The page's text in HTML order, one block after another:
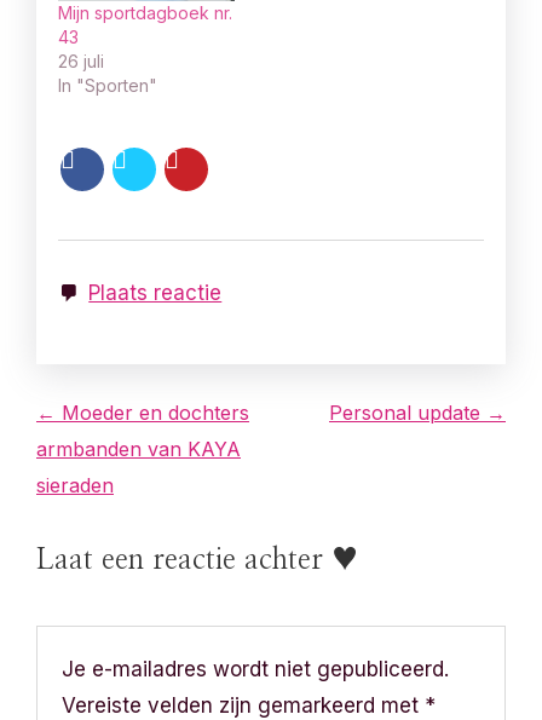
Mijn sportdagboek nr.
43
26 juli
In "Sporten"
Plaats reactie
B
e
i
c
← Moeder en dochters
armbanden van KAYA
sieraden
Personal update →
Laat een reactie achter ♥
Je e-mailadres wordt niet gepubliceerd.
Vereiste velden zijn gemarkeerd met *